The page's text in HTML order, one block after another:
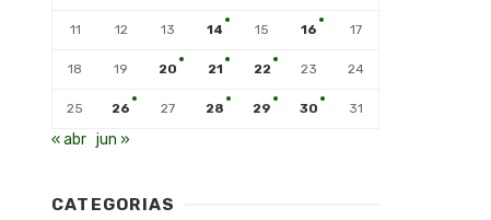
11 12 13 14 15 16 17
18 19 20 21 22 23 24
25 26 27 28 29 30 31
« abr jun »
CATEGORIAS